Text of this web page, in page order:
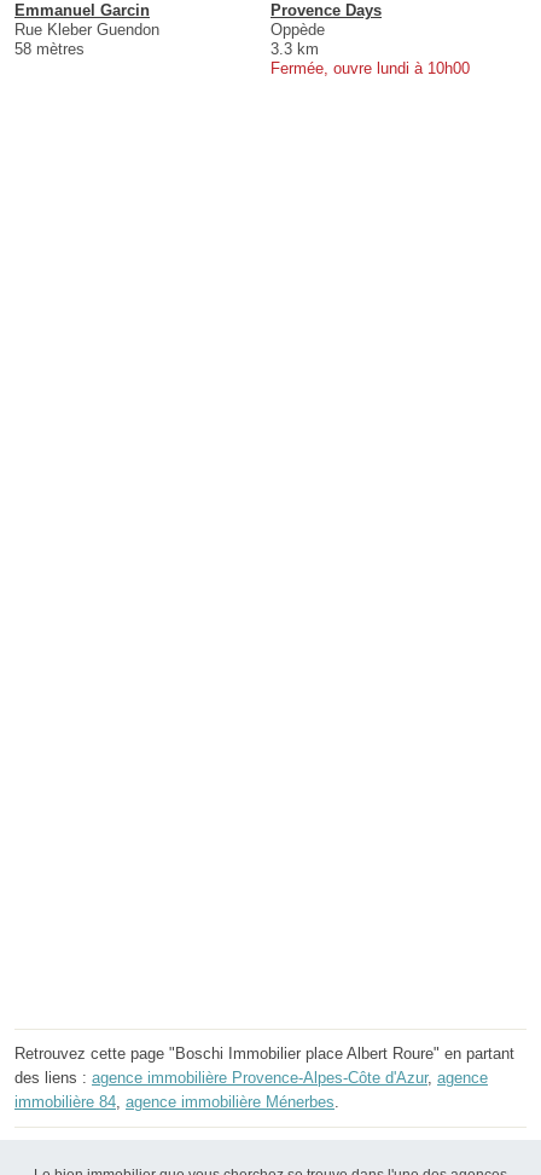
Emmanuel Garcin
Rue Kleber Guendon
58 mètres
Provence Days
Oppède
3.3 km
Fermée, ouvre lundi à 10h00
Retrouvez cette page "Boschi Immobilier place Albert Roure" en partant
des liens : agence immobilière Provence-Alpes-Côte d'Azur, agence
immobilière 84, agence immobilière Ménerbes.